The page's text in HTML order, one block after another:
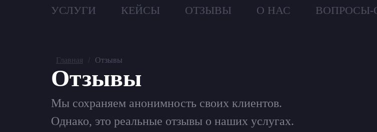
УСЛУГИ КЕЙСЫ ОТЗЫВЫ О НАС ВОПРОСЫ-
Главная / Отзывы
Отзывы
Мы сохраняем анонимность своих клиентов.
Однако, это реальные отзывы о наших услугах.